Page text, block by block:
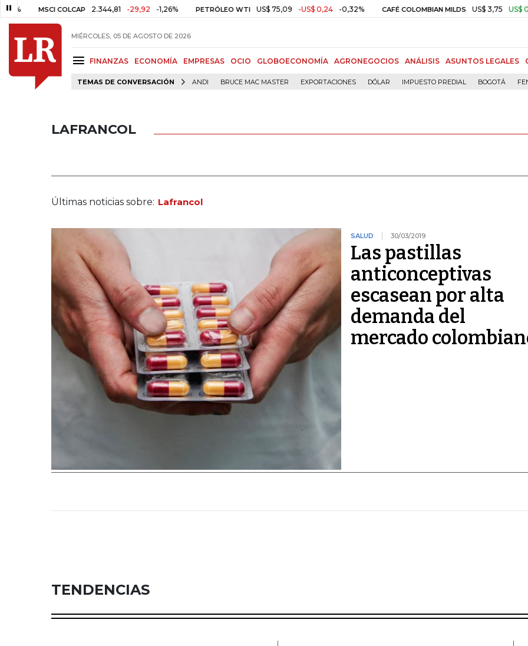
MSCI COLCAP 2.344,81 -29,92 -1,26% PETRÓLEO WTI US$ 75,09 -US$ 0,24 -0,32% CAFÉ COLOMBIAN MILDS US$ 3,75 US$ 0,00
MIÉRCOLES, 05 DE AGOSTO DE 2026
FINANZAS ECONOMÍA EMPRESAS OCIO GLOBOECONOMÍA AGRONEGOCIOS ANÁLISIS ASUNTOS LEGALES
TEMAS DE CONVERSACIÓN ANDI BRUCE MAC MASTER EXPORTACIONES DÓLAR IMPUESTO PREDIAL BOGOTÁ
LAFRANCOL
Últimas noticias sobre: Lafrancol
SALUD 30/03/2019
Las pastillas
anticonceptivas
escasean por alta
demanda del
mercado
TENDENCIAS